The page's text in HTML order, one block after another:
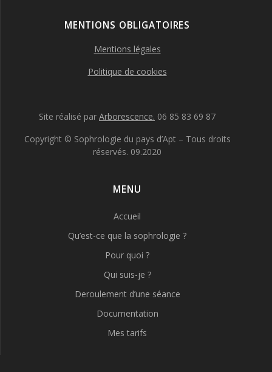
MENTIONS OBLIGATOIRES
Mentions légales
Politique de cookies
Site réalisé par Arborescence. 06 85 83 69 87
Copyright © Sophrologie du pays d’Apt – Tous droits
réservés. 09.2020
MENU
Accueil
Qu’est-ce que la sophrologie ?
Pour quoi ?
Qui suis-je ?
Deroulement d’une séance
Documentation
Mes tarifs